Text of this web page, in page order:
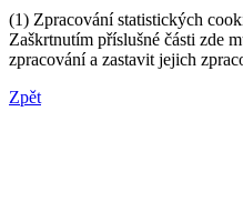
(1) Zpracování statistických
Zaškrtnutím příslušné části zde
zpracování a zastavit jejich
Zpět